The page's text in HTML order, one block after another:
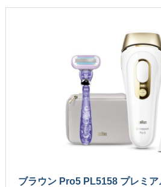
ブラウン Pro5 PL5158 プレミ